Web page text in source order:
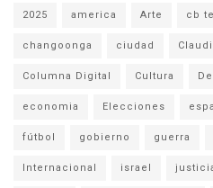
2025 america Arte cb
changoonga ciudad
Columna Digital Cultura
economia Elecciones
fútbol gobierno guerra
Internacional israel